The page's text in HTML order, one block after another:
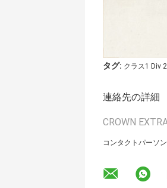
タグ: クラス1 Div
連絡先の詳細
CROWN
コンタクトパーソ